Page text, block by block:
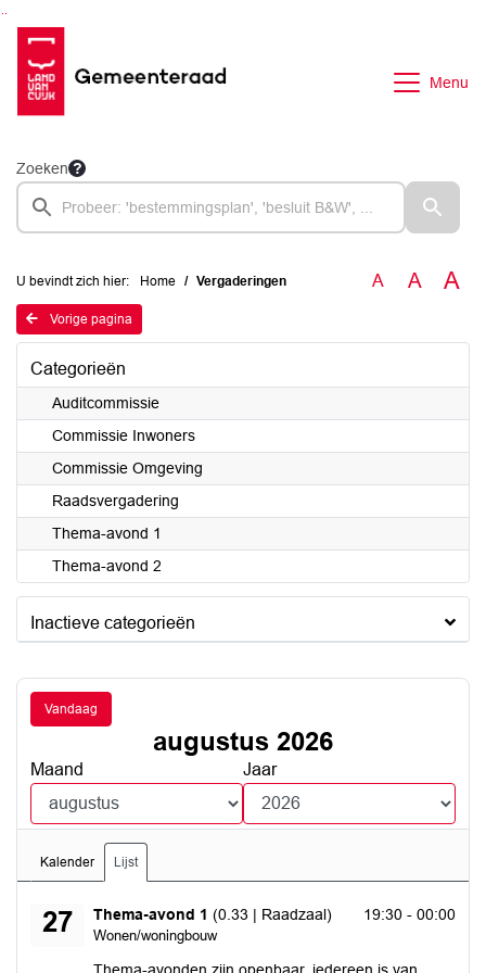
Menu
Zoeken
U bevindt zich hier: Home Vergaderingen A A A
Vorige pagina
Categorieën
Auditcommissie
Commissie Inwoners
Commissie Omgeving
Raadsvergadering
Thema-avond 1
Thema-avond 2
Inactieve categorieën
Vandaag
augustus 2026
Maand Jaar
Kalender Lijst
27 Thema-avond 1 (0.33 | Raadzaal)
Wonen/woningbouw
donderdag 27 augustus 2026 19:30 - 00:00